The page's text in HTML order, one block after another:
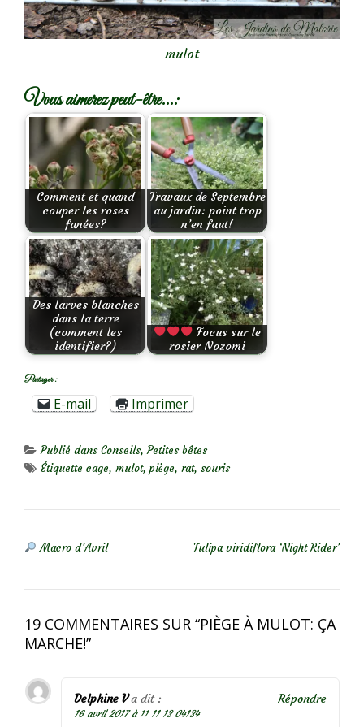
mulot
Vous aimerez peut-être...:
Comment et quand
couper les roses
fanées?
Travaux de Septembre
au jardin: point trop
n’en faut!
Des larves blanches
dans la terre
(comment les
identifier?)
Focus sur le
rosier Nozomi
Partager :
E-mail Imprimer
Publié dansConseils,Petites bêtes
Étiquette cage, mulot, piège, rat, souris
Macro d’Avril Tulipa viridiflora ‘Night Rider’
19 COMMENTAIRES SUR “PIÈGE À MULOT: ÇA
MARCHE!”
Delphine V a dit :
16 avril 2017 à 11 11 13 04134
Répondre